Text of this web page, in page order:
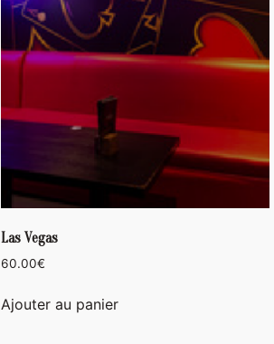
Las Vegas
60.00€
Ajouter au panier